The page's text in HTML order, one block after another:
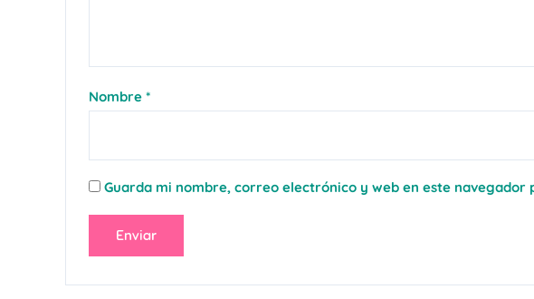
Nombre*
Guarda mi nombre, correo electrónico y web en este navegador